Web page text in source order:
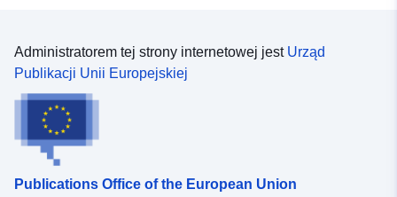
Administratorem tej strony internetowej jest Urząd
Publikacji Unii Europejskiej
Publications Office of the European Union